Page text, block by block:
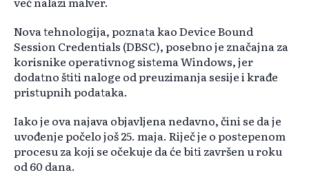
Nova tehnologija, poznata kao Device Bound
Session Credentials (DBSC), posebno je značajna za
korisnike operativnog sistema Windows, jer
dodatno štiti naloge od preuzimanja sesije i krađe
pristupnih podataka.
Iako je ova najava objavljena nedavno, čini se da je
uvođenje počelo još 25. maja. Riječ je o postepenom
procesu za koji se očekuje da će biti završen u roku
od 60 dana.